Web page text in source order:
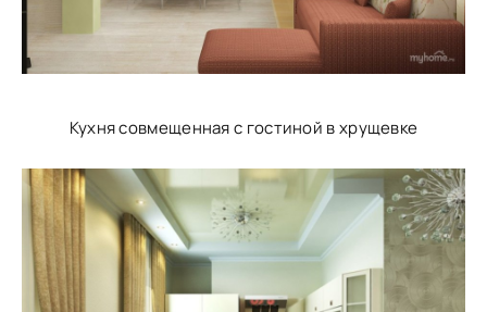
Кухня совмещенная с гостиной в хрущевке